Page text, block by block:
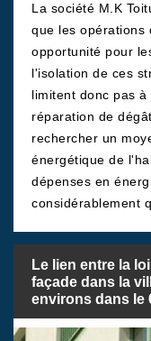
La société M.K
que les opérations
opportunité pour
l'isolation de ces
limitent donc pas
réparation de
rechercher un
énergétique de
dépenses en
considérablement
Le lien entre la
façade dans la
environs dans le